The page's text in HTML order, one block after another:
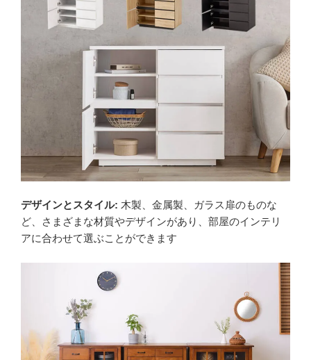
デザインとスタイル: 木製、金属製、ガラス扉のものな
ど、さまざまな材質やデザインがあり、部屋のインテリ
アに合わせて選ぶことができます